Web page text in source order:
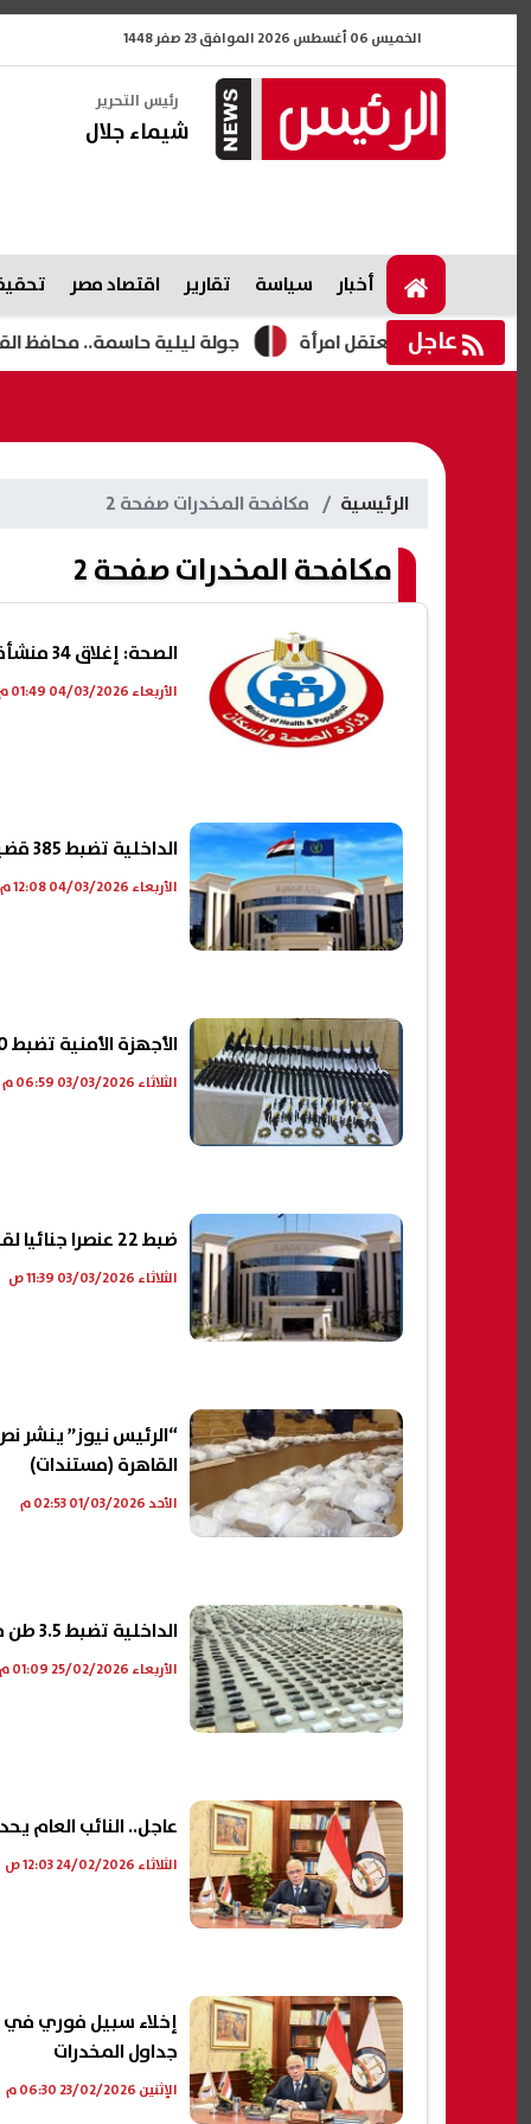
الخميس 06 أغسطس 2026 الموافق 23 صفر 1448
رئيس التحرير
شيماء جلال
أخبار سياسة تقارير اقتصاد مصر
عاجل جولة ليلية حاسمة.. محافظ القليوبية
الرئيسية مكافحة المخدرات صفحة 2
مكافحة المخدرات صفحة 2
الصحة: إغلاق 34 منشأة نفسية مخالفة وتكثيف حملات الرقابة لحماية حقوق المرضى
الأربعاء 04/03/2026 01:49 م
الداخلية تضبط 385 قضية مخدرات خلال 24 ساعة
الأربعاء 04/03/2026 12:08 م
الأجهزة الأمنية تضبط 700 كجم مواد مخدرة و81 قطعة سلاح ناري في عدة محافظات
الثلاثاء 03/03/2026 06:59 م
ضبط 22 عنصرا جنائيا لقيامهم بغسـل 1،4 مليار جنيه من تجارة المخدرات
الثلاثاء 03/03/2026 11:39 ص
“الرئيس نيوز” ينشر
القاهرة (مستندات)
الأحد 01/03/2026 02:53 م
الداخلية تضبط 3.5 طن مخدرات بقيمة مالية تقدر بـ240 مليون جنيه
الأربعاء 25/02/2026 01:09 م
عاجل.. النائب العام
الثلاثاء 24/02/2026 12:03 ص
إخلاء سبيل فوري في
جداول المخدرات
الإثنين 23/02/2026 06:30 م